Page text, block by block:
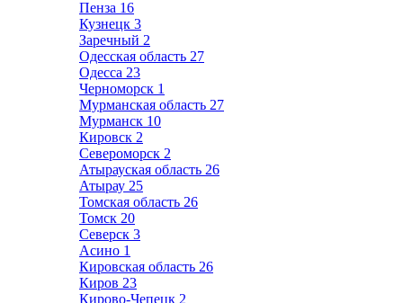
Пенза 16
Кузнецк 3
Заречный 2
Одесская область 27
Одесса 23
Черноморск 1
Мурманская область 27
Мурманск 10
Кировск 2
Североморск 2
Атырауская область 26
Атырау 25
Томская область 26
Томск 20
Северск 3
Асино 1
Кировская область 26
Киров 23
Кирово-Чепецк 2